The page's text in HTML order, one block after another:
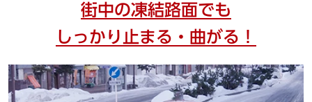
街中の凍結路面でも
しっかり止まる・曲がる！